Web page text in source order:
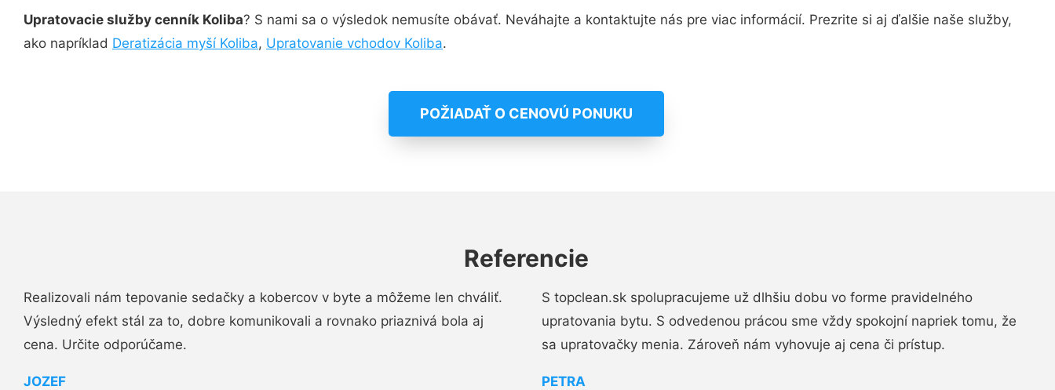
Upratovacie služby cenník Koliba? S nami sa o výsledok nemusíte obávať. Neváhajte a kontaktujte nás pre viac informácií. Prezrite si aj ďalšie naše služby,
ako napríklad Deratizácia myší Koliba, Upratovanie vchodov Koliba.
POŽIADAŤ O CENOVÚ PONUKU
Referencie
Realizovali nám tepovanie sedačky a kobercov v byte a môžeme len chváliť.
Výsledný efekt stál za to, dobre komunikovali a rovnako priaznivá bola aj
cena. Určite odporúčame.
JOZEF
S topclean.sk spolupracujeme už dlhšiu dobu vo forme pravidelného
upratovania bytu. S odvedenou prácou sme vždy spokojní napriek tomu, že
sa upratovačky menia. Zároveň nám vyhovuje aj cena či prístup.
PETRA